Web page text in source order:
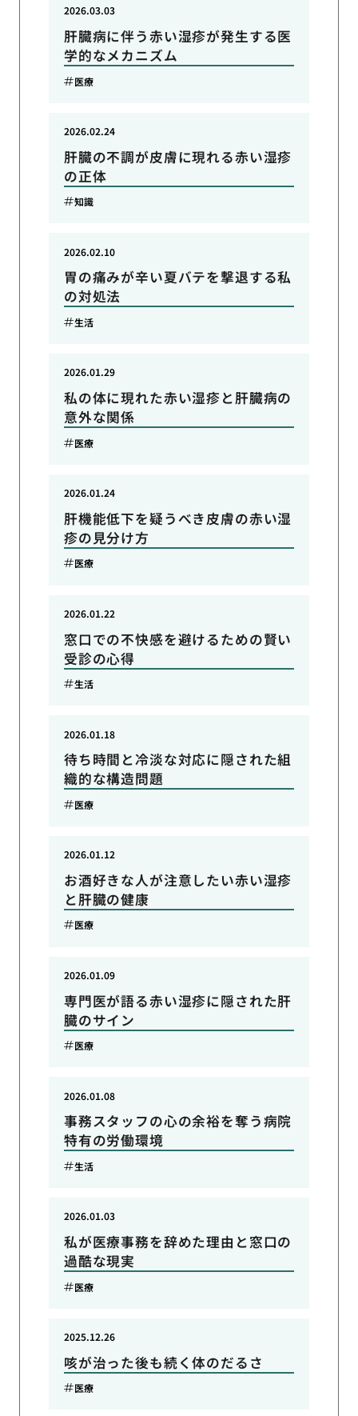
肝臓病に伴う赤い湿疹が発生する医
学的なメカニズム
2026.03.03
医療
肝臓の不調が皮膚に現れる赤い湿疹
の正体
2026.02.24
知識
胃の痛みが辛い夏バテを撃退する私
の対処法
2026.02.10
生活
私の体に現れた赤い湿疹と肝臓病の
意外な関係
2026.01.29
医療
肝機能低下を疑うべき皮膚の赤い湿
疹の見分け方
2026.01.24
医療
窓口での不快感を避けるための賢い
受診の心得
2026.01.22
生活
待ち時間と冷淡な対応に隠された組
織的な構造問題
2026.01.18
医療
お酒好きな人が注意したい赤い湿疹
と肝臓の健康
2026.01.12
医療
専門医が語る赤い湿疹に隠された肝
臓のサイン
2026.01.09
医療
事務スタッフの心の余裕を奪う病院
特有の労働環境
2026.01.08
生活
私が医療事務を辞めた理由と窓口の
過酷な現実
2026.01.03
医療
咳が治った後も続く体のだるさ
2025.12.26
医療